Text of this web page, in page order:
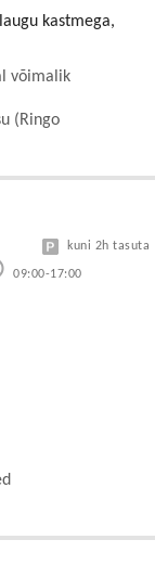
kastmega,
võimalik
(Ringo
09:00-17:00
kuni 2h tasuta